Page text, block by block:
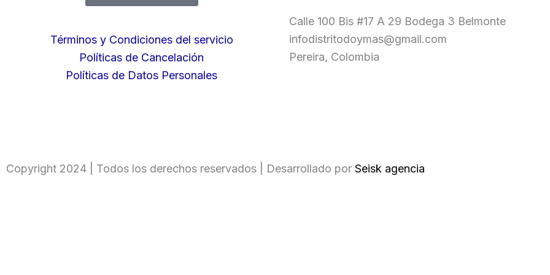
Términos y Condiciones del servicio
Políticas de Cancelación
Políticas de Datos Personales
Calle 100 Bis #17 A 29 Bodega 3 Belmonte
infodistritodoymas@gmail.com
Pereira, Colombia
Copyright 2024 | Todos los derechos reservados | Desarrollado por Seisk agencia